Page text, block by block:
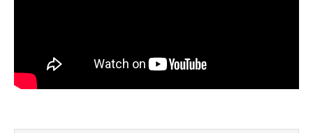
Календарь рыболова иногда работает,
иногда нет, это всегда лотерея